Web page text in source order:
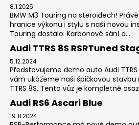
8.1.2025
BMW M3 Touring na steroidech!
hranice výkonu i stylu s naší novou
Touring dostalo: Karbonové sání o...
Audi TTRS 8S RSRTuned
5.12.2024
Představujeme demo auto Audi
vám ukážeme naši špičkovou
TTRS 8S. Tento vůz je kompletně
Audi RS6 Ascari Blue
19.11.2024